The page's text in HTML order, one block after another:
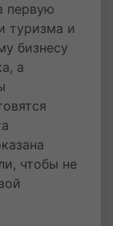
первую
туризма и
бизнесу
а
чтобы не